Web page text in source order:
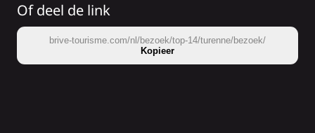
Of deel de link
brive-tourisme.com/nl/bezoek/top-14/turenne/bezoek/
Kopieer